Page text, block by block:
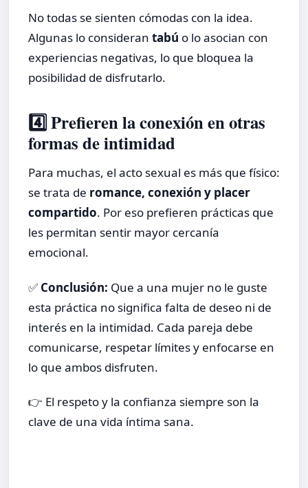
No todas se sienten cómodas con la idea.
Algunas lo consideran tabú o lo asocian con
experiencias negativas, lo que bloquea la
posibilidad de disfrutarlo.
4️⃣ Prefieren la conexión en otras
formas de intimidad
Para muchas, el acto sexual es más que físico:
se trata de romance, conexión y placer
compartido. Por eso prefieren prácticas que
les permitan sentir mayor cercanía
emocional.
✅ Conclusión: Que a una mujer no le guste
esta práctica no significa falta de deseo ni de
interés en la intimidad. Cada pareja debe
comunicarse, respetar límites y enfocarse en
lo que ambos disfruten.
👉 El respeto y la confianza siempre son la
clave de una vida íntima sana.